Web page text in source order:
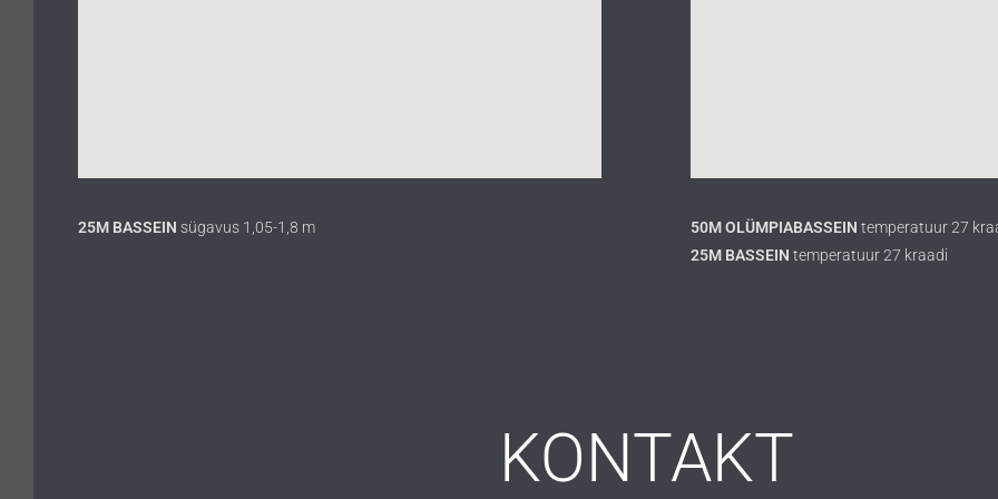
25M BASSEIN sügavus 1,05-1,8 m 50M OLÜMPIABASSEIN temperatuur 27
25M BASSEIN temperatuur 27 kraadi
KONTAKT